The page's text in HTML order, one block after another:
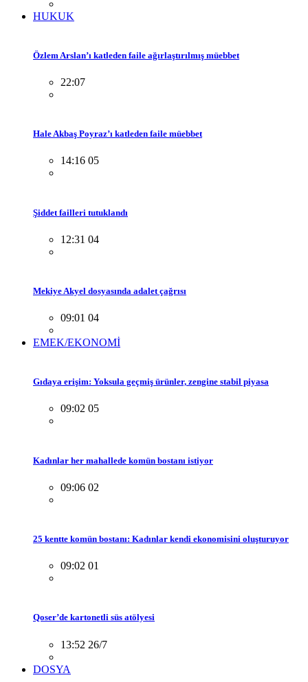
HUKUK
Özlem Arslan’ı katleden faile ağırlaştırılmış müebbet
22:07
Hale Akbaş Poyraz’ı katleden faile müebbet
14:16 05
Şiddet failleri tutuklandı
12:31 04
Mekiye Akyel dosyasında adalet çağrısı
09:01 04
EMEK/EKONOMİ
Gıdaya erişim: Yoksula geçmiş ürünler, zengine stabil piyasa
09:02 05
Kadınlar her mahallede komün bostanı istiyor
09:06 02
25 kentte komün bostanı: Kadınlar kendi ekonomisini oluşturuyor
09:02 01
Qoser’de kartonetli süs atölyesi
13:52 26/7
DOSYA